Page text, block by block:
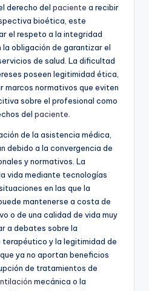
derecho del paciente a recibir
bioética, este
el respeto a la integridad
obligación de garantizar el
de salud. La dificultad
poseen legitimidad ética,
marcos normativos que eviten
sobre el profesional como
del paciente
de la asistencia médica,
debido a la convergencia de
y normativos. La
vida mediante tecnologías
en las que la
mantenerse a costa de
o de una calidad de vida muy
a debates sobre la
y la legitimidad de
ya no aportan beneficios
de tratamientos de
mecánica o la